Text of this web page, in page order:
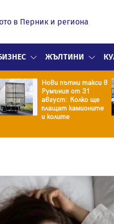
в Перник и региона
ЖЪЛТИНИ
Нови пътни такси в
Румъния от 31
август: Колко ще
плащат камионите
и колите